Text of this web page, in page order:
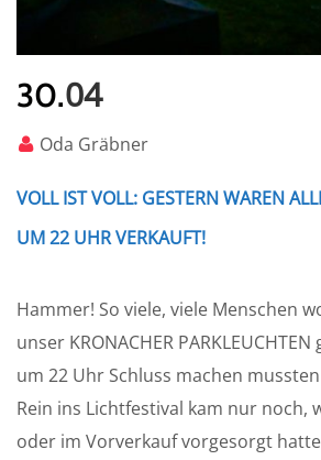
30.04
Oda Gräbner
VOLL IST VOLL: GESTERN WAREN
UM 22 UHR VERKAUFT!
Hammer! So viele, viele Menschen
unser KRONACHER
um 22 Uhr Schluss machen
Rein ins Lichtfestival kam nur noch,
oder im Vorverkauf vorgesorgt